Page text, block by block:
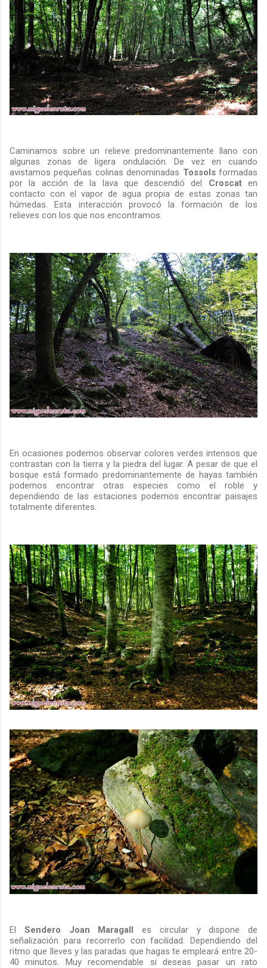
Caminamos sobre un relieve predominantemente llano con
algunas zonas de ligera ondulación. De vez en cuando
avistamos pequeñas colinas denominadas Tossolsformadas
por la acción de la lava que descendió del Croscaten
contacto con el vapor de agua propia de estas zonas tan
húmedas. Esta interacción provocó la formación de los
relieves con los que nos encontramos.
En ocasiones podemos observar colores verdes intensos que
contrastan con la tierra y la piedra del lugar. A pesar de que el
bosque está formado predominantemente de hayas también
podemos encontrar otras especies como el roble y
dependiendo de las estaciones podemos encontrar paisajes
totalmente diferentes.
El Sendero Joan Maragall es circular y dispone de
señalización para recorrerlo con facilidad. Dependiendo del
ritmo que lleves y las paradas que hagas te empleará entre 20-
40 minutos. Muy recomendable si deseas pasar un rato